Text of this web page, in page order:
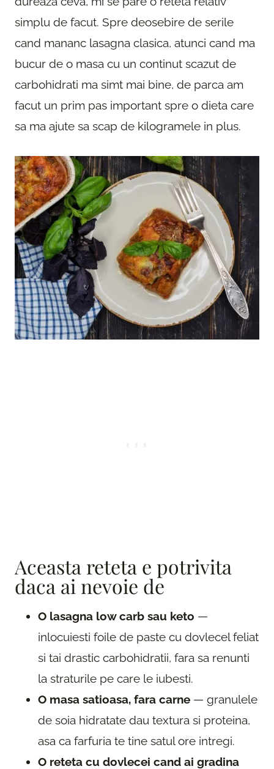
simplu de facut. Spre deosebire de serile
cand mananc lasagna clasica, atunci cand ma
bucur de o masa cu un continut scazut de
carbohidrati ma simt mai bine, de parca am
facut un prim pas important spre o dieta care
sa ma ajute sa scap de kilogramele in plus.
Aceasta reteta e potrivita
daca ai nevoie de
O lasagna low carb sau keto —
inlocuiesti foile de paste cu dovlecel feliat
si tai drastic carbohidratii, fara sa renunti
la straturile pe care le iubesti.
O masa satioasa, fara carne — granulele
de soia hidratate dau textura si proteina,
asa ca farfuria te tine satul ore intregi.
O reteta cu dovlecei cand ai gradina